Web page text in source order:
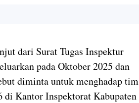
dari Surat Tugas Inspektur
pada Oktober 2025 dan
diminta untuk menghadap tim
di Kantor Inspektorat Kabupaten